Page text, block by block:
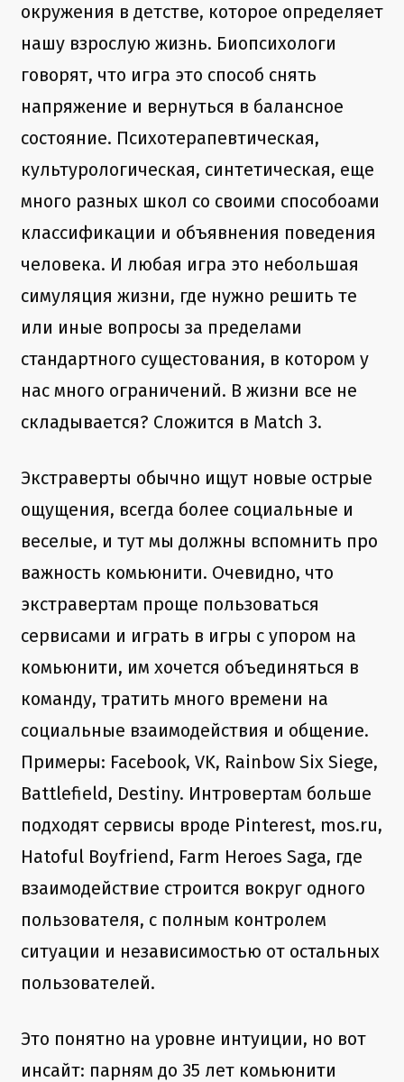
окружения в детстве, которое определяет
нашу взрослую жизнь. Биопсихологи
говорят, что игра это способ снять
напряжение и вернуться в балансное
состояние. Психотерапевтическая,
культурологическая, синтетическая, еще
много разных школ со своими способоами
классификации и объявнения поведения
человека. И любая игра это небольшая
симуляция жизни, где нужно решить те
или иные вопросы за пределами
стандартного сущестования, в котором у
нас много ограничений. В жизни все не
складывается? Сложится в Match 3.
Экстраверты обычно ищут новые острые
ощущения, всегда более социальные и
веселые, и тут мы должны вспомнить про
важность комьюнити. Очевидно, что
экстравертам проще пользоваться
сервисами и играть в игры с упором на
комьюнити, им хочется объединяться в
команду, тратить много времени на
социальные взаимодействия и общение.
Примеры: Facebook, VK, Rainbow Six Siege,
Battlefield, Destiny. Интровертам больше
подходят сервисы вроде Pinterest, mos.ru,
Hatoful Boyfriend, Farm Heroes Saga, где
взаимодействие строится вокруг одного
пользователя, с полным контролем
ситуации и независимостью от остальных
пользователей.
Это понятно на уровне интуиции, но вот
инсайт: парням до 35 лет комьюнити